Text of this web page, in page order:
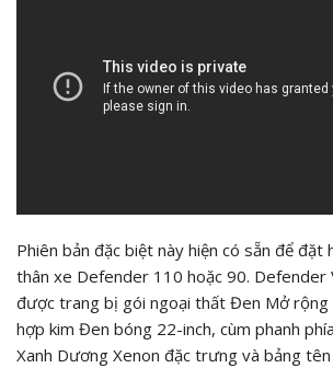
Phiên bản đặc biệt này hiện có sẵn để đặt
thân xe Defender 110 hoặc 90. Defender
được trang bị gói ngoại thất Đen Mở rộng
hợp kim Đen bóng 22-inch, cùm phanh
Xanh Dương Xenon đặc trưng và bảng